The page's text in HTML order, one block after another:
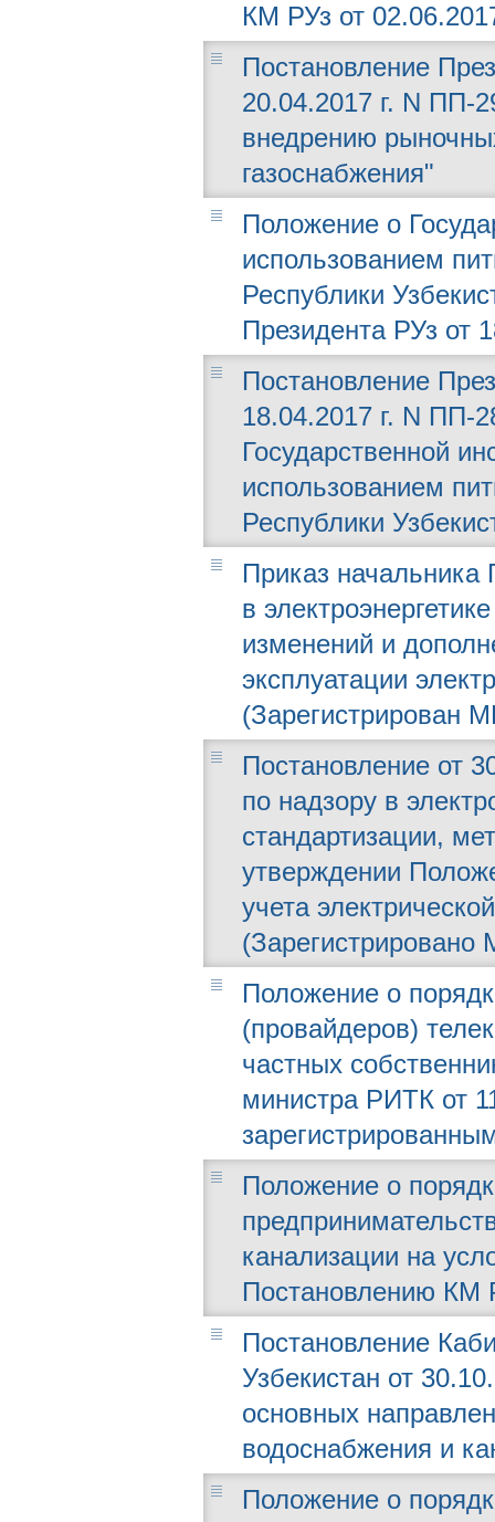
КМ РУз от
Постановление
20.04.2017 г. N ПП-
внедрению
газоснабжения"
Положение о
использованием
Республики
Президента РУз от
Постановление
18.04.2017 г. N ПП-
Государственной
использованием
Республики
Приказ начальника
в
изменений и
эксплуатации
(Зарегистрирован
Постановление от
по надзору в
стандартизации,
утверждении
учета
Положение о
(провайдеров)
частных
министра РИТК от
Положение о
канализации на
Постановлению КМ
Постановление
Узбекистан от
основных
водоснабжения и
Положение о